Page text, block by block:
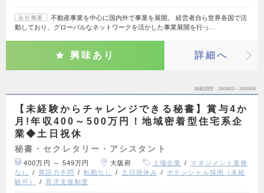
会社概要
不動産事業を中心に国内外で事業を展開。 経営者自ら世界各国で活
動しており、グローバルなネットワークを活かした事業展開を行っ…
興味あり 詳細へ
掲載期間 26/08/02～26/09/06
【未経験からチャレンジできる秘書】賞与4か
月!年収400～500万円！地域密着型住宅系企
業◆土日祝休
秘書・セクレタリー・アシスタント
400万円 ～ 549万円 大阪府 上場企業
マネジメント業務
なし
英語力不問 転勤なし 土日祝休み
ポテンシャル採用（未経
験可）
育児支援制度